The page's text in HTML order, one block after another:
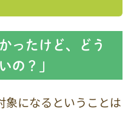
ったけど、どう
の？」
象になるということは